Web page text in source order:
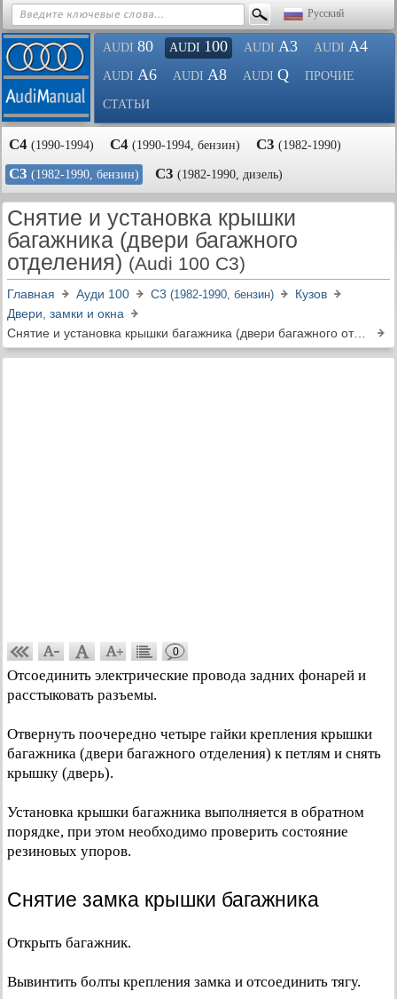
Русский
AUDI 80 AUDI 100 AUDI A3 AUDI A4
AUDI A6 AUDI A8 AUDI Q ПРОЧИЕ
СТАТЬИ
С4 (1990-1994) С4 (1990-1994, бензин) С3 (1982-1990)
С3 (1982-1990, бензин) С3 (1982-1990, дизель)
Снятие и установка крышки
багажника (двери багажного
отделения) (Audi 100 C3)
Главная Ауди 100 С3 (1982-1990, бензин)
Кузов
Двери, замки и окна
Снятие и установка крышки багажника (двери багажного отделения)
0
Отсоединить электрические провода задних фонарей и
расстыковать разъемы.
Отвернуть поочередно четыре гайки крепления крышки
багажника (двери багажного отделения) к петлям и снять
крышку (дверь).
Установка крышки багажника выполняется в обратном
порядке, при этом необходимо проверить состояние
резиновых упоров.
Снятие замка крышки багажника
Открыть багажник.
Вывинтить болты крепления замка и отсоединить тягу.